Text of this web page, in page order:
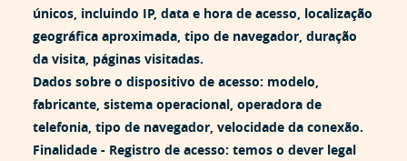
únicos, incluindo IP, data e hora de acesso, localização
geográfica aproximada, tipo de navegador, duração
da visita, páginas visitadas.
Dados sobre o dispositivo de acesso: modelo,
fabricante, sistema operacional, operadora de
telefonia, tipo de navegador, velocidade da conexão.
Finalidade - Registro de acesso: temos o dever legal